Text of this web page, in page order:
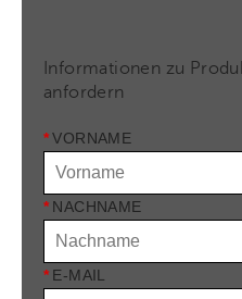
Informationen zu
anfordern
* VORNAME
* NACHNAME
* E-MAIL